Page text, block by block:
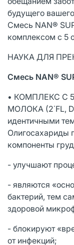
будущего
Смесь NAN®
комплексом с 5
НАУКА ДЛЯ
Смесь NAN®
• КОМПЛЕКС С
МОЛОКА (2΄FL,
идентичными
Олигосахариды
компоненты
- улучшают
- являются
бактерий, тем
здоровой
- блокируют
от инфекций;